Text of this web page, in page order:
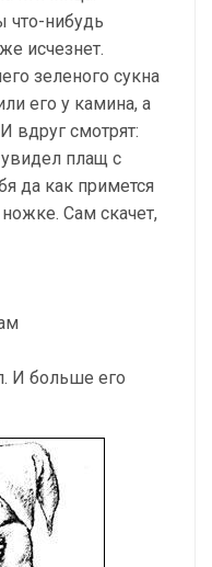
что-нибудь
исчезнет.
зеленого сукна
его у камина, а
вдруг смотрят:
плащ с
да как примется
Сам скачет,
И больше его